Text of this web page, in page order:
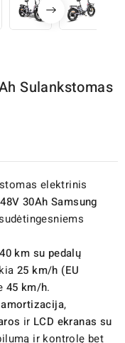
Sulankstomas
elektrinis
48V 30Ah Samsung
km su pedalų
25 km/h (EU
45 km/h.
,
ir LCD ekranas su
ir kontrolę bet